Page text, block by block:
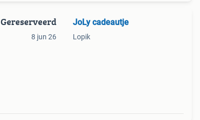
Gereserveerd
8 jun 26
JoLy cadeautje
Lopik